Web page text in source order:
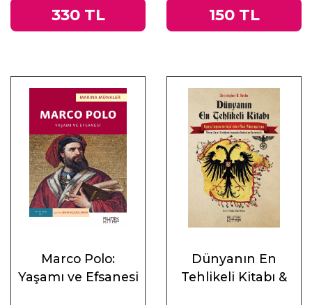
330 TL 150 TL
Marco Polo:
Yaşamı ve Efsanesi
Dünyanın En
Tehlikeli Kitabı &